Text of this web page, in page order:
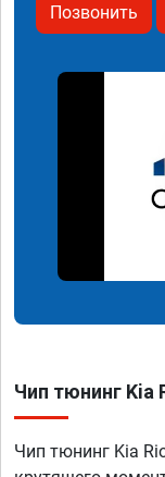
Позвонить
Чип тюнинг Kia
Чип тюнинг Kia